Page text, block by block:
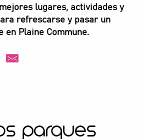
lugares, actividades y
refrescarse y pasar un
en Plaine Commune.
parques